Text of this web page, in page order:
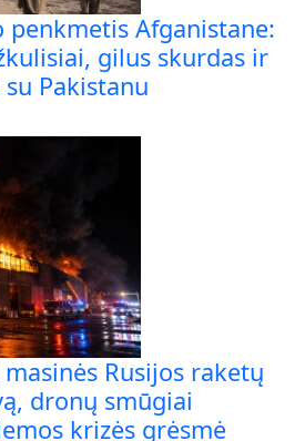
penkmetis Afganistane:
gilus skurdas ir
Pakistanu
Rusijos raketų
dronų smūgiai
krizės grėsmė